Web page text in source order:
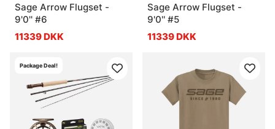
Sage Arrow Flugset -
9'0'' #6
11339 DKK
Sage Arrow Flugset -
9'0'' #5
11339 DKK
Package Deal!